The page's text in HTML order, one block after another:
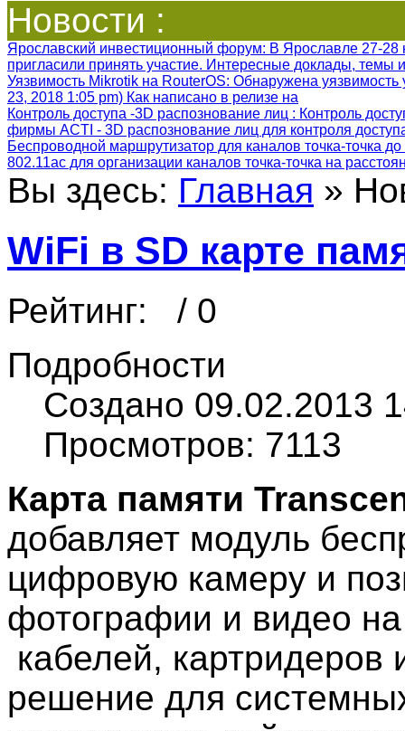
Новости :
Ярославский инвестиционный форум: В Ярославле 27-28
пригласили принять участие. Интересные доклады, темы
Уязвимость Mikrotik на RouterOS: Обнаружена уязвимость
23, 2018 1:05 pm) Как написано в релизе на
Контроль доступа -3D распознование лиц : Контроль
фирмы ACTI - 3D распознование лиц для контроля
Беспроводной маршрутизатор для каналов точка-точка до
802.11ac для организации каналов точка-точка на
Вы здесь: Главная »
WiFi в SD карте
Рейтинг:
/ 0
Подробности
Создано 09.02.2013
Просмотров: 7113
Карта памяти
добавляет модуль
цифровую камеру и
фотографии и видео на
кабелей,
решение для